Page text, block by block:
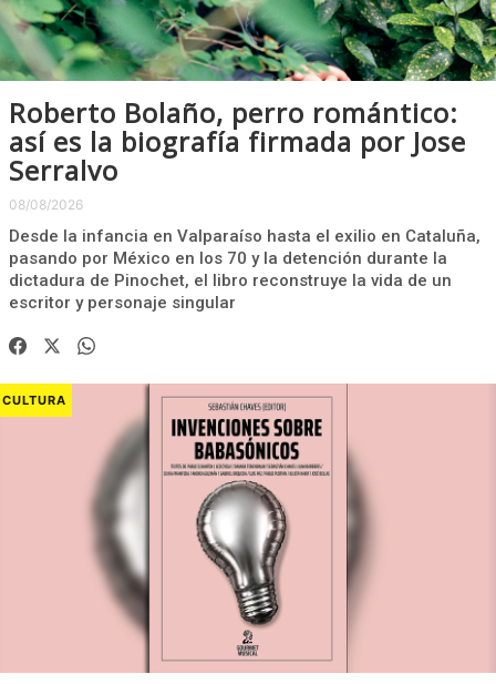
Roberto Bolaño, perro romántico:
así es la biografía firmada por Jose
Serralvo
08/08/2026
Desde la infancia en Valparaíso hasta el exilio en Cataluña,
pasando por México en los 70 y la detención durante la
dictadura de Pinochet, el libro reconstruye la vida de un
escritor y personaje singular
CULTURA